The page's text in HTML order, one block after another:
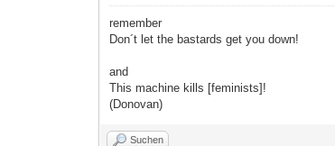
remember
Don´t let the bastards get you down!
and
This machine kills [feminists]!
(Donovan)
Suchen